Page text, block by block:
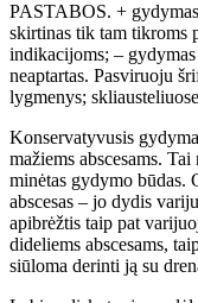
PASTABOS. +
skirtinas tik tam tikroms
indikacijoms; –
neaptartas. Pasviruoju
lygmenys;
Konservatyvusis
mažiems abscesams.
minėtas gydymo būdas.
abscesas – jo dydis
apibrėžtis taip pat
dideliems abscesams,
siūloma derinti ją su